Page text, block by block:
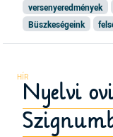
versenyeredmények
Büszkeségeink
Nyelvi